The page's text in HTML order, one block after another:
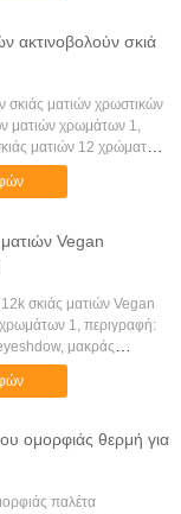
ακτινοβολούν σκιά
ματιών χρωστικών
ματιών χρωμάτων 1,
ματιών 12 χρώματος
δημιουργήστε
...
Vegan
σκιάς ματιών Vegan
1, περιγραφή:
μακράς
να στεγανοποιήσει,
υψ...
ομορφιάς θερμή για
παλέτα